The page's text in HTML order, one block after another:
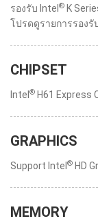
รองรับ Intel ® K
โปรดดูรายการรองรั
CHIPSET
Intel ® H61 Express
GRAPHICS
Support Intel ® HD
MEMORY